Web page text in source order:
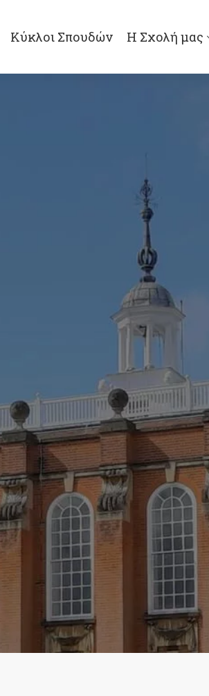
Κύκλοι Σπουδών Η Σχολή μας